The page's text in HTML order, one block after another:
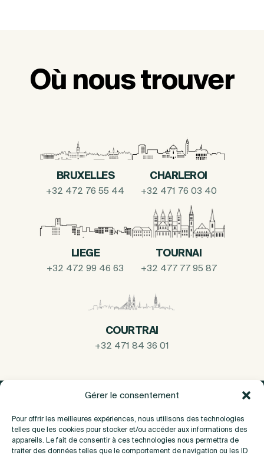
Gérer le consentement
Pour offrir les meilleures expériences, nous utilisons des technologies
telles que les cookies pour stocker et/ou accéder aux informations des
appareils. Le fait de consentir à ces technologies nous permettra de
traiter des données telles que le comportement de navigation ou les ID
Où nous trouver
BRUXELLES
+32 472 76 55 44
CHARLEROI
+32 471 76 03 40
LIEGE
+32 472 99 46 63
TOURNAI
+32 477 77 95 87
COURTRAI
+32 471 84 36 01